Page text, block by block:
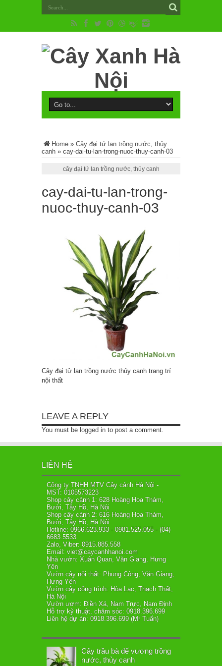
Home » Cây đại tứ lan trồng nước, thủy
canh » cay-dai-tu-lan-trong-nuoc-thuy-canh-03
cây đại tứ lan trồng nước, thủy canh
cay-dai-tu-lan-trong-
nuoc-thuy-canh-03
Cây đại tử lan trồng nước thủy canh trang trí
nội thất
LEAVE A REPLY
You must be logged in to post a comment.
LIÊN HỆ
Công ty TNHH MTV Cây cảnh Hà Nội -
MST: 0105573223
Shop cây cảnh 1: 628 Hoàng Hoa Thám,
Bưởi, Tây Hồ, Hà Nội
Shop cây cảnh 2: 616 Hoàng Hoa Thám,
Bưởi, Tây Hồ, Hà Nội
Hotline: 0966.623.933 - 0981.525.055 - (04)
6683.5533
Zalo, Viber: 0915.885.558
Email: viet@caycanhhanoi.com
Nhà vườn: Xuân Quan, Văn Giang, Hưng
Yên
Vườn cây nội thất: Phụng Công, Văn Giang,
Hưng Yên
Vườn cây công trình: Hòa Lạc, Thạch Thất,
Hà Nội
Vườn ươm: Điền Xá, Nam Trực, Nam Định
Hỗ trợ kỹ thuật, chăm sóc: 0918.396.699
Liên hệ dự án: 0918.396.699 (Mr Tuấn)
Cây trầu bà đế vương trồng
nước, thủy canh